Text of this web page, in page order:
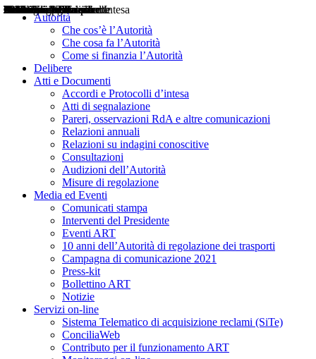
Autorità
Che cos’è l’Autorità
Che cosa fa l’Autorità
Come si finanzia l’Autorità
Delibere
Atti e Documenti
Accordi e Protocolli d’intesa
Atti di segnalazione
Pareri, osservazioni RdA e altre comunicazioni
Relazioni annuali
Relazioni su indagini conoscitive
Consultazioni
Audizioni dell’Autorità
Misure di regolazione
Media ed Eventi
Comunicati stampa
Interventi del Presidente
Eventi ART
10 anni dell’Autorità di regolazione dei trasporti
Campagna di comunicazione 2021
Press-kit
Bollettino ART
Notizie
Servizi on-line
Sistema Telematico di acquisizione reclami (SiTe)
ConciliaWeb
Contributo per il funzionamento ART
Delibere
Pareri
Consultazioni
Audizioni
Atti di Segnalazione
Accordi e Protocolli d'Intesa
Relazioni annuali
Misure di regolazione
Notizie
Comunicati Stampa
Bollettini ART
Convegni ART
Interviste del Presidente
Articoli in primo piano
Interventi del Presidente
2004
2005
2010
2013
2014
2015
2016
2017
2018
2019
202
2020
2021
2022
2023
2024
2025
2026
Aereo
Marittimo
Terrestre